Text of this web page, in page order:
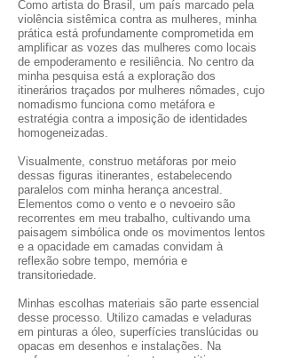
Como artista do Brasil, um país marcado pela
violência sistêmica contra as mulheres, minha
prática está profundamente comprometida em
amplificar as vozes das mulheres como locais
de empoderamento e resiliência. No centro da
minha pesquisa está a exploração dos
itinerários traçados por mulheres nômades, cujo
nomadismo funciona como metáfora e
estratégia contra a imposição de identidades
homogeneizadas.
Visualmente, construo metáforas por meio
dessas figuras itinerantes, estabelecendo
paralelos com minha herança ancestral.
Elementos como o vento e o nevoeiro são
recorrentes em meu trabalho, cultivando uma
paisagem simbólica onde os movimentos lentos
e a opacidade em camadas convidam à
reflexão sobre tempo, memória e
transitoriedade.
Minhas escolhas materiais são parte essencial
desse processo. Utilizo camadas e veladuras
em pinturas a óleo, superfícies translúcidas ou
opacas em desenhos e instalações. Na